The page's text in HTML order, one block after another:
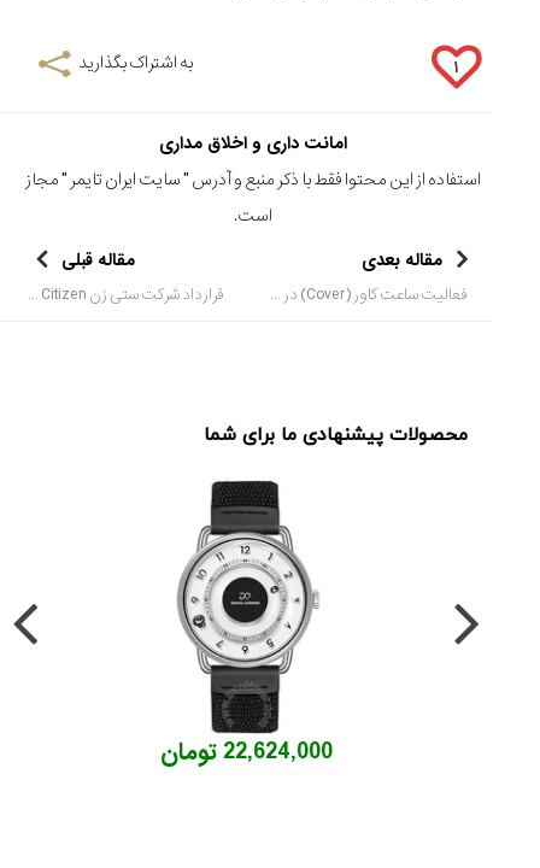
۱ به اشتراک بگذارید
امانت داری و اخلاق مداری
استفاده از این محتوا فقط با ذکر منبع و آدرس "سایت ایران تایمر " مجاز
است.
مقاله بعدی
فعالیت ساعت کاور (Cover) در نمایشگاه ساعت و جواهر بیسِل ورلد 2013
مقاله قبلی
قرارداد شرکت ستی زن Citizen با معروف ترین بازیکن تنیس زن آمریکا
محصولات پیشنهادی ما برای شما
22,624,000 تومان